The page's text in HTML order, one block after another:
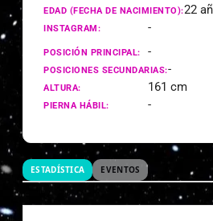
EDAD (FECHA DE NACIMIENTO):22
INSTAGRAM: -
POSICIÓN PRINCIPAL: -
POSICIONES SECUNDARIAS:-
ALTURA: 161 cm
PIERNA HÁBIL: -
ESTADÍSTICA EVENTOS